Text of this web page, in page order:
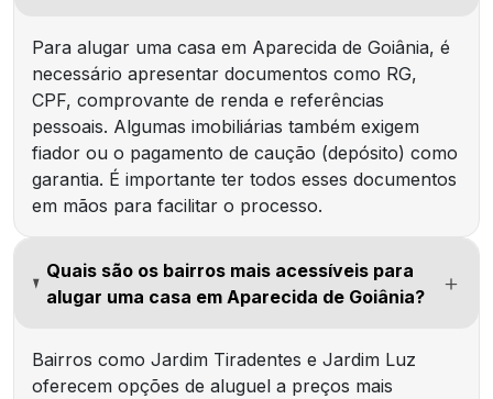
Para alugar uma casa em Aparecida de Goiânia, é
necessário apresentar documentos como RG,
CPF, comprovante de renda e referências
pessoais. Algumas imobiliárias também exigem
fiador ou o pagamento de caução (depósito) como
garantia. É importante ter todos esses documentos
em mãos para facilitar o processo.
Quais são os bairros mais acessíveis para
alugar uma casa em Aparecida de Goiânia?
Bairros como Jardim Tiradentes e Jardim Luz
oferecem opções de aluguel a preços mais